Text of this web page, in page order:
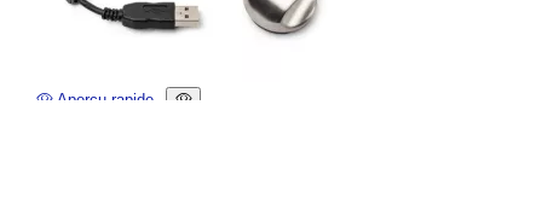
Aperçu rapide